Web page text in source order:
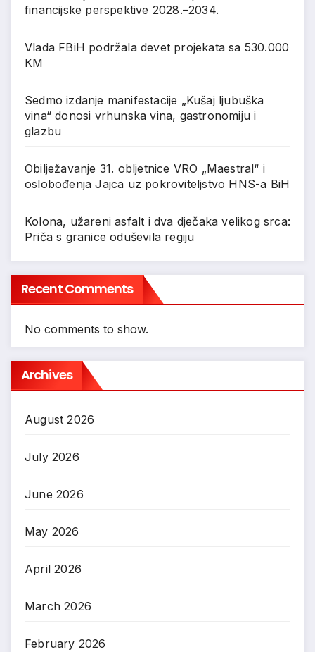
financijske perspektive 2028.–2034.
Vlada FBiH podržala devet projekata sa 530.000
KM
Sedmo izdanje manifestacije „Kušaj ljubuška
vina“ donosi vrhunska vina, gastronomiju i
glazbu
Obilježavanje 31. obljetnice VRO „Maestral“ i
oslobođenja Jajca uz pokroviteljstvo HNS-a BiH
Kolona, užareni asfalt i dva dječaka velikog srca:
Priča s granice oduševila regiju
Recent Comments
No comments to show.
Archives
August 2026
July 2026
June 2026
May 2026
April 2026
March 2026
February 2026